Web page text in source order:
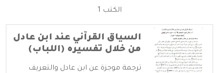
الكتب 1
السياق القرآني عند ابن عادل
من خلال تفسيره (اللباب)
ترجمة موجزة عن ابن عادل والتعريف